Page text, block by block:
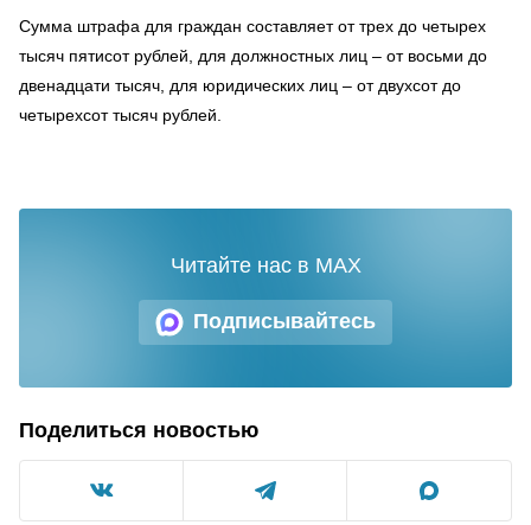
Сумма штрафа для граждан составляет от трех до четырех
тысяч пятисот рублей, для должностных лиц – от восьми до
двенадцати тысяч, для юридических лиц – от двухсот до
четырехсот тысяч рублей.
Подписывайтесь
Читайте нас в MAX
Поделиться новостью